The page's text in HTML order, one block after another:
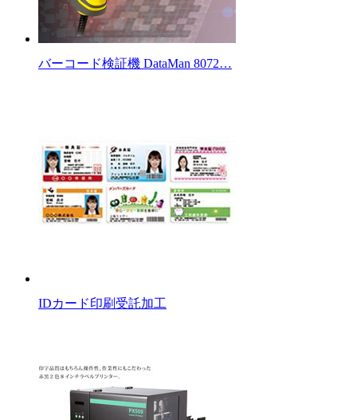
バーコード検証機 DataMan 8072…
IDカード印刷受託加工